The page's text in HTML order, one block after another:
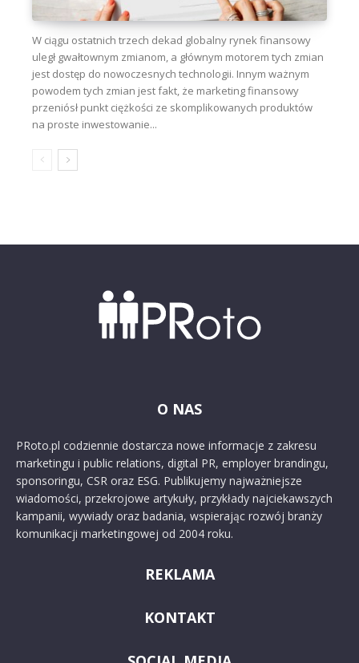
W ciągu ostatnich trzech dekad globalny rynek finansowy
uległ gwałtownym zmianom, a głównym motorem tych zmian
jest dostęp do nowoczesnych technologii. Innym ważnym
powodem tych zmian jest fakt, że marketing finansowy
przeniósł punkt ciężkości ze skomplikowanych produktów
na proste inwestowanie...
O NAS
PRoto.pl codziennie dostarcza nowe informacje z zakresu
marketingu i public relations, digital PR, employer brandingu,
sponsoringu, CSR oraz ESG. Publikujemy najważniejsze
wiadomości, przekrojowe artykuły, przykłady najciekawszych
kampanii, wywiady oraz badania, wspierając rozwój branży
komunikacji marketingowej od 2004 roku.
REKLAMA
KONTAKT